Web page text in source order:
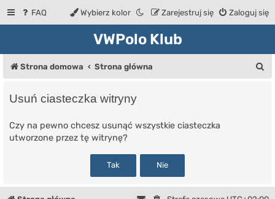
FAQ Zaloguj się
Zarejestruj się
Wybierz kolor
VWPolo Klub
Strona domowa Strona główna
Usuń ciasteczka witryny
Czy na pewno chcesz usunąć wszystkie ciasteczka
utworzone przez tę witrynę?